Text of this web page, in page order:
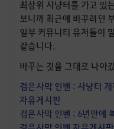
최상위 사냥터를 가고 있
보니까 최근에 바꾸려던
일부 커뮤니티 유저들이
같습니다.
바꾸는 것을 그대로 나아
검은사막 인벤 : 사냥터
자유게시판
검은사막 인벤 : 6년만에